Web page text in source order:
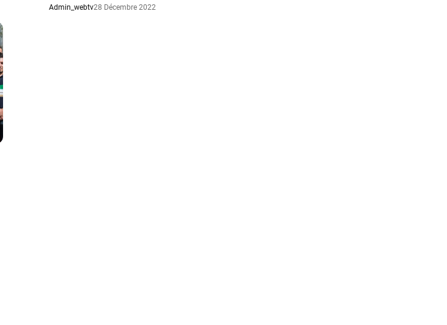
Admin_webtv28 Décembre 2022